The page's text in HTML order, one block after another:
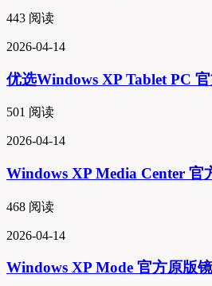
443 阅读
2026-04-14
优选Windows XP Tablet PC
501 阅读
2026-04-14
Windows XP Media Center 官
468 阅读
2026-04-14
Windows XP Mode 官方原版